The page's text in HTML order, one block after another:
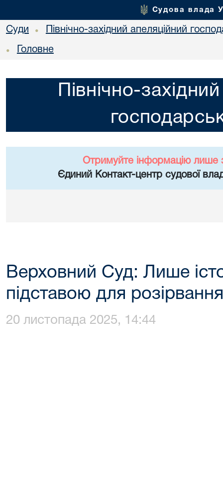
Судова влада
Суди • Північно-західний апеляційний
• Головне
Північно-
Отримуйте інформацію лише
Єдиний Контакт-центр судової
Верховний Суд: Лише
підставою для
20 листопада 2025, 14:44